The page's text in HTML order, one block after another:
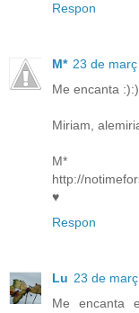
Respon
M* 23 de
Me encanta :):)
Miriam,
M*
http://
♥
Respon
Lu 23 de
Me encanta